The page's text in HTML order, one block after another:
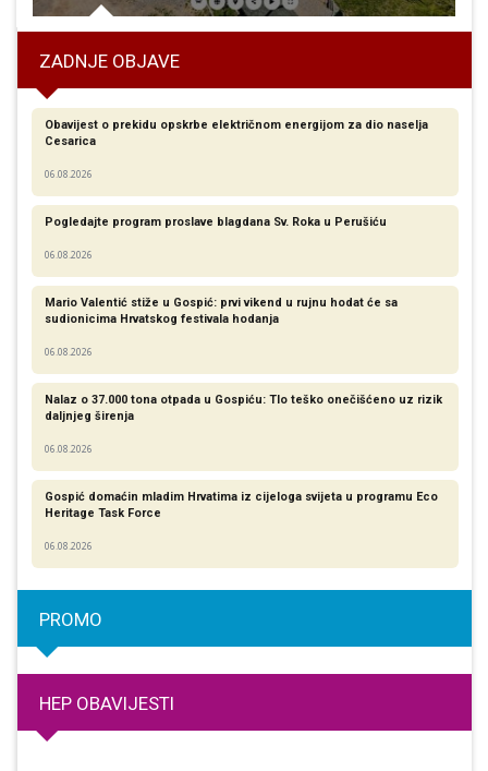
ZADNJE OBJAVE
Obavijest o prekidu opskrbe električnom energijom za dio naselja
Cesarica
06.08.2026
Pogledajte program proslave blagdana Sv. Roka u Perušiću
06.08.2026
Mario Valentić stiže u Gospić: prvi vikend u rujnu hodat će sa
sudionicima Hrvatskog festivala hodanja
06.08.2026
Nalaz o 37.000 tona otpada u Gospiću: Tlo teško onečišćeno uz rizik
daljnjeg širenja
06.08.2026
Gospić domaćin mladim Hrvatima iz cijeloga svijeta u programu Eco
Heritage Task Force
06.08.2026
PROMO
HEP OBAVIJESTI